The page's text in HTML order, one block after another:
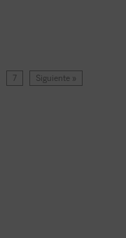
7 Siguiente »